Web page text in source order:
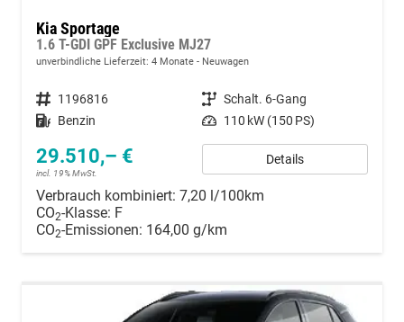
Kia Sportage
1.6 T-GDI GPF Exclusive MJ27
unverbindliche Lieferzeit: 4 Monate Neuwagen
Fahrzeugnummer 1196816 Getriebe Schalt. 6-Gang
Kraftstoff Benzin Leistung 110 kW (150 PS)
29.510,– €
incl. 19% MwSt.
Details
Verbrauch kombiniert: 7,20 l/100km
CO2-Klasse: F
CO2-Emissionen: 164,00 g/km